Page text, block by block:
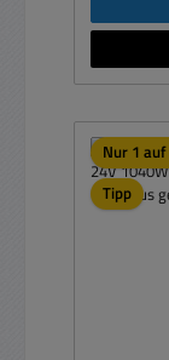
Nur 1
Tipp